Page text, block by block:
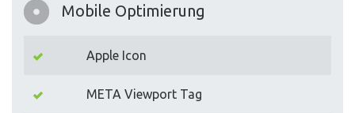
Mobile Optimierung
Apple Icon
META Viewport Tag